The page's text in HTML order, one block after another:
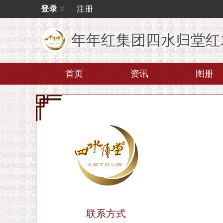
登录 注册
年年红集团四水归堂
首页 资讯 图册
联系方式